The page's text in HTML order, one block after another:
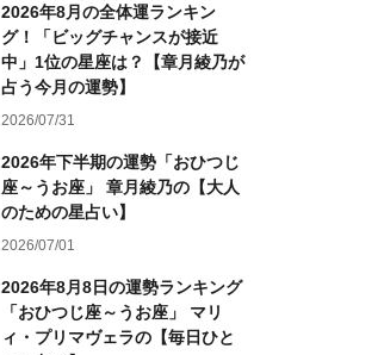
2026年8月の全体運ランキン
グ！「ビッグチャンスが接近
中」1位の星座は？【章月綾乃が
占う今月の運勢】
2026/07/31
2026年下半期の運勢「おひつじ
座～うお座」 章月綾乃の【大人
のための星占い】
2026/07/01
2026年8月8日の運勢ランキング
「おひつじ座～うお座」 マリ
ィ・プリマヴェラの【毎日ひと